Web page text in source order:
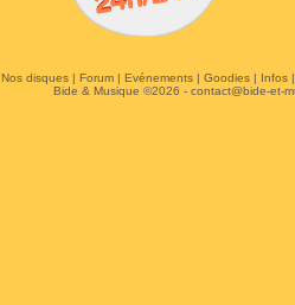
Nos disques| Forum| Evénements| Goodies| Infos
Bide & Musique ©2026 - contact@bide-et-